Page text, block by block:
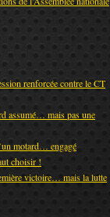
renforcée contre le CT
assumé… mais pas une
motard… engagé
choisir !
victoire… mais la lutte